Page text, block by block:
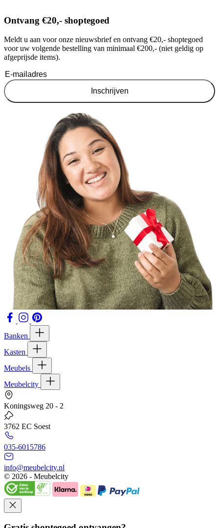
Ontvang €20,- shoptegoed
Meldt u aan voor onze nieuwsbrief en ontvang €20,- shoptegoed
voor uw volgende bestelling van minimaal €200,- (niet geldig op
afgeprijsde items).
Inschrijven
Banken
Kasten
Meubels
Meubelcity
Koningsweg 20 - 2
3762 EC Soest
035-6015786
info@meubelcity.nl
© 2026 - Meubelcity